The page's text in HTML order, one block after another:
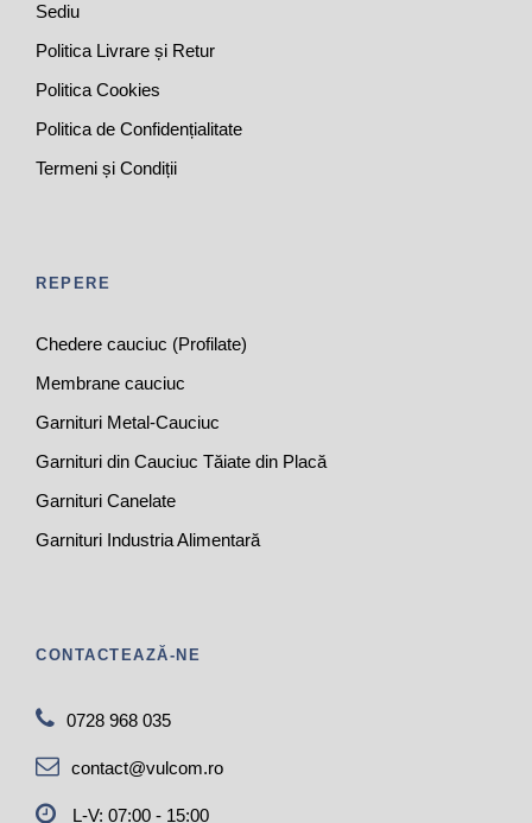
Sediu
Politica Livrare și Retur
Politica Cookies
Politica de Confidențialitate
Termeni și Condiții
REPERE
Chedere cauciuc (Profilate)
Membrane cauciuc
Garnituri Metal-Cauciuc
Garnituri din Cauciuc Tăiate din Placă
Garnituri Canelate
Garnituri Industria Alimentară
CONTACTEAZĂ-NE
0728 968 035
contact@vulcom.ro
L-V: 07:00 - 15:00